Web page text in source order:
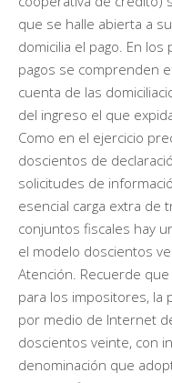
que se halle abierta a
domicilia el pago. En
pagos se comprenden
cuenta de las
del ingreso el que
Como en el ejercicio
doscientos de
solicitudes de
esencial carga extra de
conjuntos fiscales hay
el modelo doscientos
Atención. Recuerde
para los impositores, la
por medio de Internet
doscientos veinte, con
denominación que